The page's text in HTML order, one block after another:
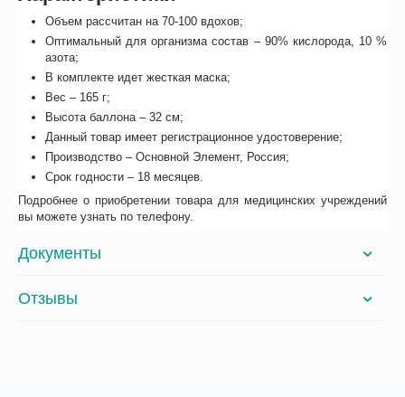
Объем рассчитан на 70-100 вдохов;
Оптимальный для организма состав – 90% кислорода, 10 %
азота;
В комплекте идет жесткая маска;
Вес – 165 г;
Высота баллона – 32 см;
Данный товар имеет регистрационное удостоверение;
Производство – Основной Элемент, Россия;
Срок годности – 18 месяцев.
Подробнее о приобретении товара для медицинских учреждений
вы можете узнать по телефону.
Документы
Отзывы